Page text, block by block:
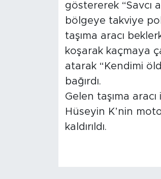
göstererek “Savcı
bölgeye takviye
taşıma aracı
koşarak kaçmaya
atarak “Kendimi
bağırdı.
Gelen taşıma
Hüseyin K’nin
kaldırıldı.